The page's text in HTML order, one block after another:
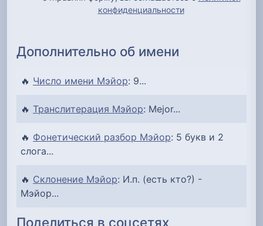
конфиденциальности
Дополнительно об имени
🔥 Число имени Мэйор: 9...
🔥 Транслитерация Мэйор: Mejor...
🔥 Фонетический разбор Мэйор: 5 букв и 2
слога...
🔥 Склонение Мэйор: И.п. (есть кто?) -
Мэйор...
Поделиться в соцсетях